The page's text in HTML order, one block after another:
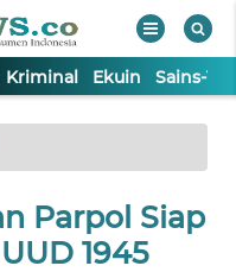
Kriminal Ekuin Sains-
Parpol Siap
1945